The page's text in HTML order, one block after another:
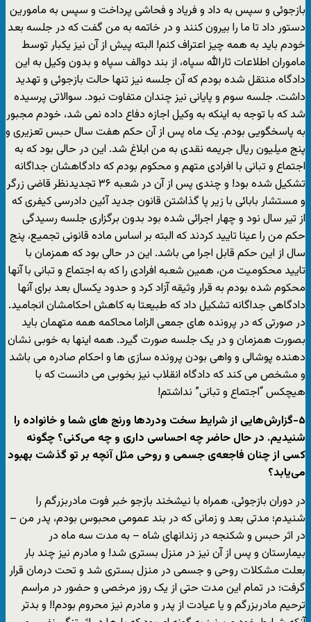
بازجوئی و سپس به داد و فریاد و فحاشی پرداخت و سپس به مامورین
دستور داد تا ما را بیرون کنند و در خاتمه به من گفت که در جلسه بعد
خودم باید به همه چیز اعتراف کنم! البته پیش از آن نیز یکبار توسط
ماموران اطلاعات ثارالله سپاه، از بند دوالف سپاه و بدون وکیل به این
دادگاه منتقل شده بودم که آن جلسه نیز تنها حالت بازجوئی و تهدید
داشت. جلسه سوم و پایانی نیز چندان متفاوت نبود. سوالاتی پرسیده
شد که با توجه به اینکه به وکیل اجازه دفاع داده نمی شد، خودم مجبور
به پاسخگویی بودم. یک ماه پس از آن حکم هفت سال حبس تعزیری و
پنج میلیون ریال جریمه نقدی به من ابلاغ شد. این در حالی بود که به
اجتماع و تبانی با افرادی متهم و محکوم بودم که دادگاهشان جداگانه
تشکیل شده بود! و چندی پس از آن در شعبه ۳۶ تجدیدنظر قاضی زرگر
و مستشار بابائی با زیر پا گذاشتن قانون جدید آئین دادرسی کیفری که
از تیر سال نود و چهار اجرائی شده بود بدون برگزاری جلسه رسیدگی
حکم من را عینا تایید کردند که البته بر اساس ماده قانونی تجمیع، پنج
سال از این حکم قابل اجرا می باشد. این در حالی بود که همزمان با
تایید محکومیت من، همین شعبه افرادی را که به اجتماع و تبانی با آنها
محکوم شده بودم به قرار وثیقه آزاد کرد و حدود یکسال بعد برای آنها
دادگاهی جداگانه تشکیل داد که طبیعتا به کاهش احکامشان انجامید.
در صورتی که در پرونده های جمعی الزاما محاکمه همه متهمان باید
بصورت همزمان و در یک جلسه صورت گیرد. همه اینها به خوبی نشان
دهنده پوشالی و واهی بودن پرونده سازی ها و احکام صادره می باشد
و مشخص می کند که دادگاه انقلاب نیز بخوبی می دانست که با
هیچکس “اجتماع و تبانی” نداشتم!
۵-گزارش‌هایی از شرایط سخت ودردها ورنج های شما و خانواده را
شنیدیم. در حال حاضر چه احساسی داری و چه می‌کنی؟ چگونه
کسی از چنان فاجعه‌ی جسمی و روحی مثل آنچه بر تو گذشت بهبود
می‌یابد؟
در دوران بازجوئی، همراه با نیشخند بازجو خبر فوت مادربزرگم را
شنیدم؛ مدتی بعد و زمانی که در بند عمومی محبوس بودم، پدر من –
در اثر حبس و شکنجه در زندانهای شاه – به مدت سه ماه در
بیمارستان و پس از آن نیز در منزل بستری شد! و مادرم نیز چند بار
بعلت مشکلات روحی و جسمی در منزل بستری شد و تحت درمان قرار
گرفت؛ در تمام این مدت حتی از یک روز مرخصی و حضور در مراسم
ترحیم مادربزرگم و یا عیادت از پدر و مادرم نیز محروم بودم!! و بدتر